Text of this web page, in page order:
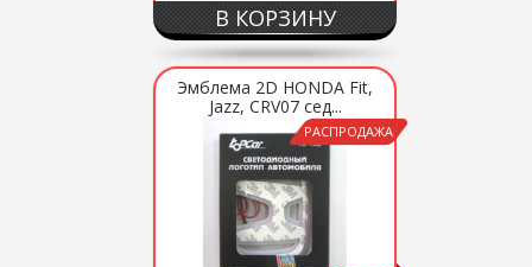
В КОРЗИНУ
РАСПРОДАЖА
Эмблема 2D HONDA Fit,
Jazz, CRV07 сед...